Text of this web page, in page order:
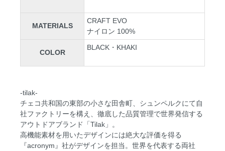
MATERIALS
CRAFT EVO
ナイロン 100%
COLOR
BLACK・KHAKI
-tilak-
チェコ共和国の東部の小さな田舎町、シュンペルクにて自
社ファクトリーを構え、徹底した品質管理で世界発信する
アウトドアブランド「Tilak」。
高機能素材を用いたデザインには絶大な評価を得る
『acronym』社がデザインを担当。世界を代表する両社